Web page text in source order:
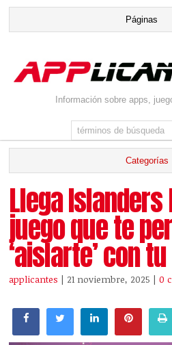
Información sobre apps,
Llega
juego que te
‘aislarte’ con
applicantes | 21 noviembre, 2025 |0